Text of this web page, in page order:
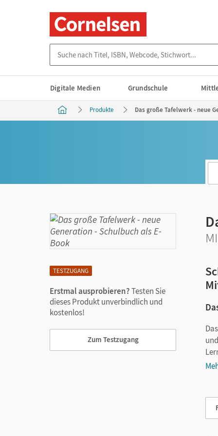
Digitale Medien Grundschule
Produkte Das große Tafelwerk - neue
TESTZUGANG
Erstmal ausprobieren?Testen Sie
dieses Produkt unverbindlich und
kostenlos!
Zum Testzugang